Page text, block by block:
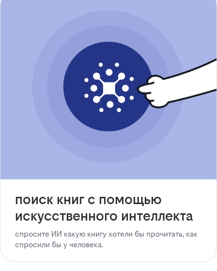
поиск книг с помощью
искусственного интеллекта
спросите ИИ какую книгу хотели бы прочитать, как
спросили бы у человека.